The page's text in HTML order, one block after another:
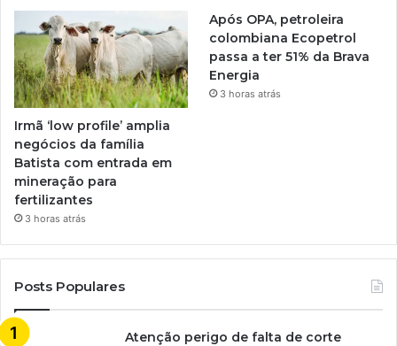
Irmã ‘low profile’ amplia
negócios da família
Batista com entrada em
mineração para
fertilizantes
3 horas atrás
Após OPA, petroleira
colombiana Ecopetrol
passa a ter 51% da Brava
Energia
3 horas atrás
Posts Populares
Atenção perigo de falta de corte